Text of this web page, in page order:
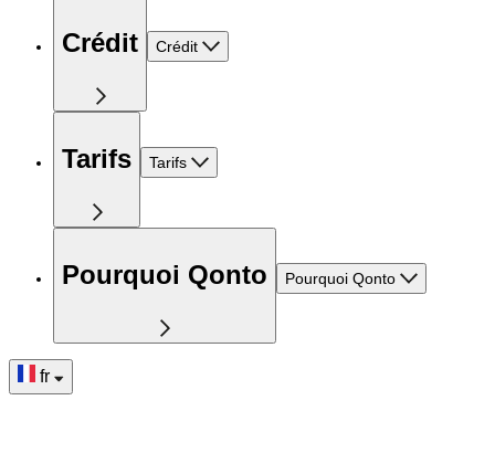
Crédit Crédit
Tarifs Tarifs
Pourquoi Qonto Pourquoi Qonto
fr